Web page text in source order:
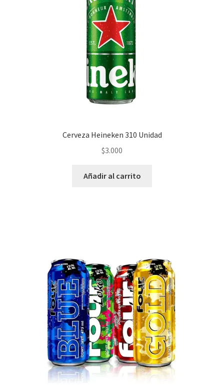
Cerveza Heineken 310 Unidad
$3.000
Añadir al carrito